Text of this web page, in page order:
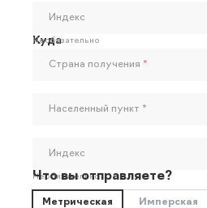
Индекс
Необязательно
Куда
Страна получения *
Населенный пункт *
Индекс
Необязательно
Что вы отправляете?
Метрическая Имперская